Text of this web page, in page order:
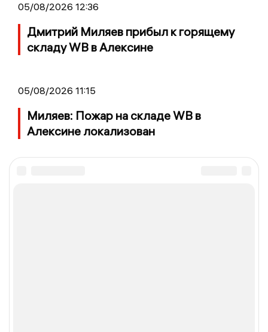
05/08/2026 12:36
Дмитрий Миляев прибыл к горящему
складу WB в Алексине
05/08/2026 11:15
Миляев: Пожар на складе WB в
Алексине локализован